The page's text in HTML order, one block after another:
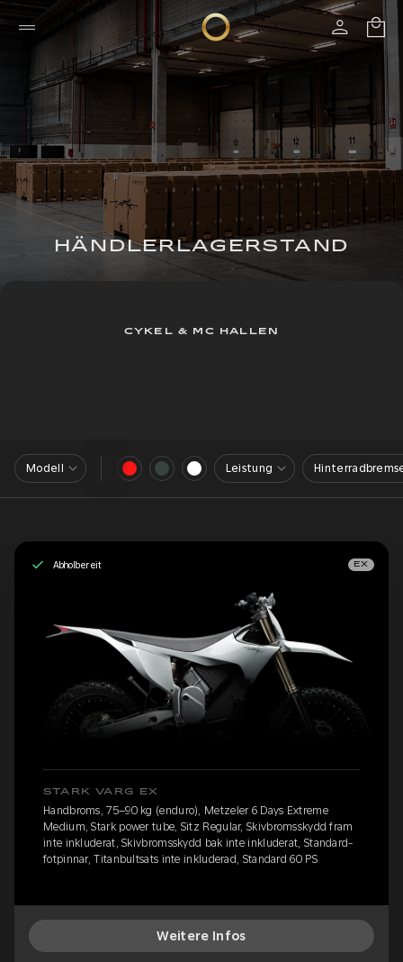
HÄNDLERLAGERSTAND
CYKEL & MC HALLEN
Modell Leistung
Abholbereit EX
STARK VARG EX
Handbroms, 75–90 kg (enduro), Metzeler 6 Days Extreme
Medium, Stark power tube, Sitz Regular, Skivbromsskydd fram
inte inkluderat, Skivbromsskydd bak inte inkluderat, Standard-
fotpinnar, Titanbultsats inte inkluderad, Standard 60 PS
Weitere Infos